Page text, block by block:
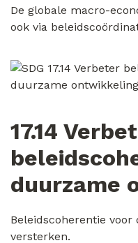
De globale macro-
ook via
17.14
duurzame
Beleidscoherentie
versterken.